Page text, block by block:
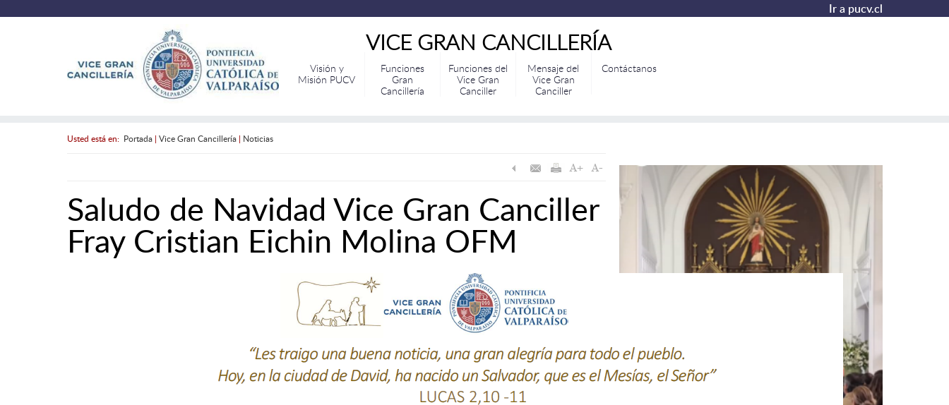
Ir a pucv.cl
VICE GRAN CANCILLERÍA
Visión y
Misión PUCV
Funciones
Gran
Cancillería
Funciones del
Vice Gran
Canciller
Mensaje del
Vice Gran
Canciller
Contáctanos
Usted está en: Portada| Vice Gran Cancillería| Noticias
Saludo de Navidad Vice Gran Canciller
Fray Cristian Eichin Molina OFM